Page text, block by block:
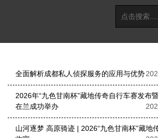
全面解析成都私人侦探服务的应用与优势
2026年“九色甘南杯”藏地传奇自行车赛发布
在兰成功举办
山河逐梦 高原骑迹 | 2026“九色甘南杯”藏地